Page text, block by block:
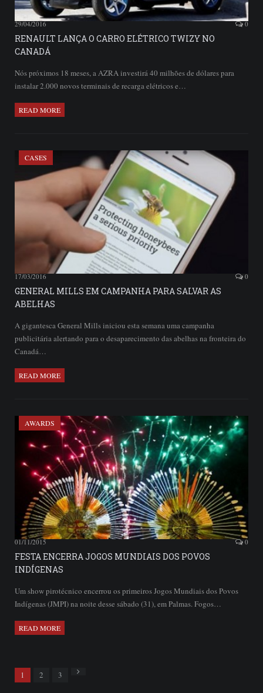
29/04/2016 0
RENAULT LANÇA O CARRO ELÉTRICO TWIZY NO
CANADÁ
Nós próximos 18 meses, a AZRA investirá 40 milhões de dólares para
instalar 2.000 novos terminais de recarga elétricos e…
READ MORE
CASES
17/03/2016 0
GENERAL MILLS EM CAMPANHA PARA SALVAR AS
ABELHAS
A gigantesca General Mills iniciou esta semana uma campanha
publicitária alertando para o desaparecimento das abelhas na fronteira do
Canadá…
READ MORE
AWARDS
01/11/2015 0
FESTA ENCERRA JOGOS MUNDIAIS DOS POVOS
INDÍGENAS
Um show pirotécnico encerrou os primeiros Jogos Mundiais dos Povos
Indígenas (JMPI) na noite desse sábado (31), em Palmas. Fogos…
READ MORE
1 2 3 Next